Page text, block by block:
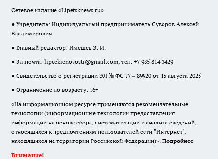
Сетевое издание «Lipetsknews.ru»
● Учредитель: Индивидуальный предприниматель Суворов Алексей
Владимирович
● Главный редактор: Имешев Э. И.
● Эл.почта: lipeckienovosti@gmail.com, тел: +7 985 814 3429
● Свидетельство о регистрации ЭЛ № ФС 77 – 89920 от 15 августа 2025
● Ограничение по возрасту: 16+
«На информационном ресурсе применяются рекомендательные
технологии (информационные технологии предоставления
информации на основе сбора, систематизации и анализа сведений,
относящихся к предпочтениям пользователей сети "Интернет",
находящихся на территории Российской Федерации)». Подробнее
Внимание!